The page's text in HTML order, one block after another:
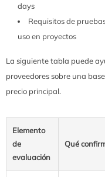
days
Requisitos de
uso en proyectos
La siguiente tabla puede
proveedores sobre una
precio principal.
Elemento
de
evaluación
Qué